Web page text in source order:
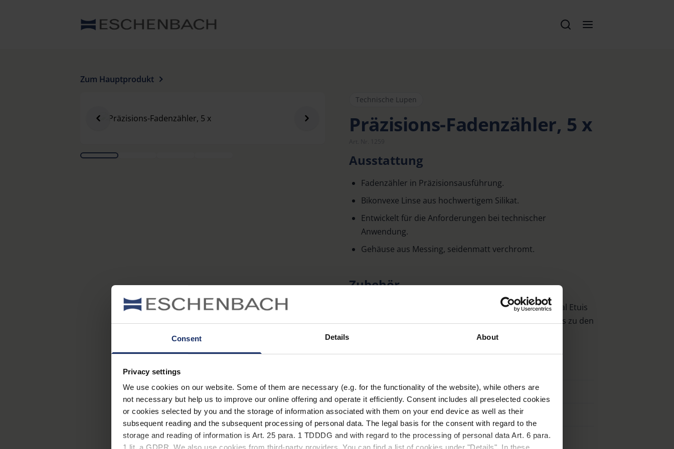
Consent Details About
Privacy settings
We use cookies on our website. Some of them are necessary (e.g. for the functionality of the website), while others are
not necessary but help us to improve our online offering and operate it efficiently. Consent includes all preselected cookies
or cookies selected by you and the storage of information associated with them on your end device as well as their
subsequent reading and the subsequent processing of personal data. The legal basis for the consent with regard to the
storage and reading of information is Art. 25 para. 1 TDDDG and with regard to the processing of personal data Art. 6 para.
Zum Hauptprodukt
Technische Lupen
Präzisions-Fadenzähler, 5 x
Ausstattung
Fadenzähler in Präzisionsausführung.
Bikonvexe Linse aus hochwertigem Silikat.
Entwickelt für die Anforderungen bei technischer
Anwendung.
Gehäuse aus Messing, seidenmatt verchromt.
Zubehör
Zu den Metall- und Kunststoff-Fadenzählern sind optional Etuis
erhältlich. Die Artikelnummern der passenden Lederetuis zu den
Fadenzählern entnehmen Sie bitte der Tabelle:
1254/ 1255/ 1271 12002
1256/ 1272 12003
1258/ 1259/ 1270 12005